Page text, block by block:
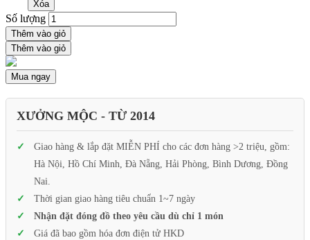
Xóa
Số lượng
Thêm vào giỏ
Thêm vào giỏ
Mua ngay
XƯỞNG MỘC - TỪ 2014
Giao hàng & lắp đặt MIỄN PHÍ cho các đơn hàng >2 triệu, gồm:
Hà Nội, Hồ Chí Minh, Đà Nẵng, Hải Phòng, Bình Dương, Đồng
Nai.
Thời gian giao hàng tiêu chuẩn 1~7 ngày
Nhận đặt đóng đồ theo yêu cầu dù chỉ 1 món
Giá đã bao gồm hóa đơn điện tử HKD